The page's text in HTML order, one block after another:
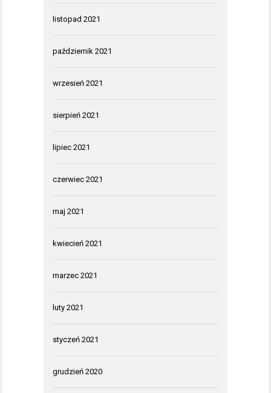
listopad 2021
październik 2021
wrzesień 2021
sierpień 2021
lipiec 2021
czerwiec 2021
maj 2021
kwiecień 2021
marzec 2021
luty 2021
styczeń 2021
grudzień 2020